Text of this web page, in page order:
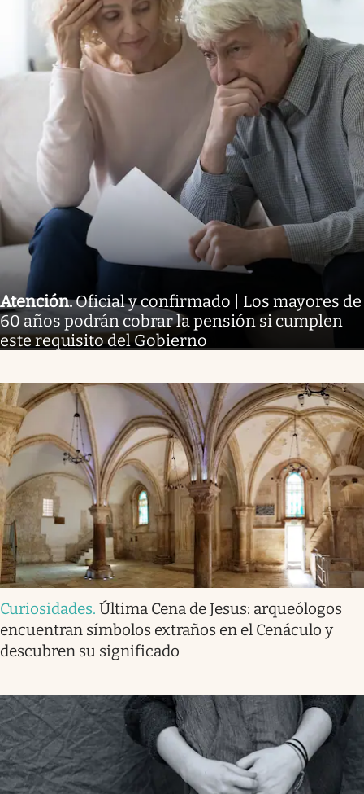
Atención.Oficial y confirmado | Los mayores de
60 años podrán cobrar la pensión si cumplen
este requisito del Gobierno
Curiosidades. Última Cena de Jesus: arqueólogos
encuentran símbolos extraños en el Cenáculo y
descubren su significado